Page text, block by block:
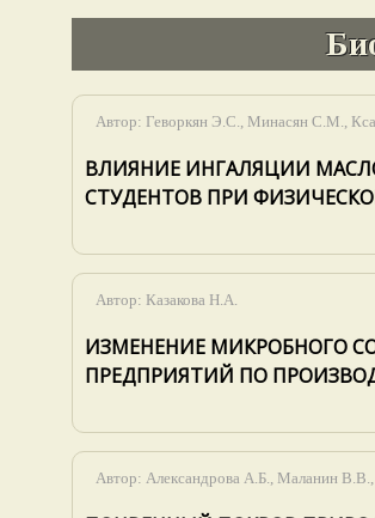
Автор: Геворкян Э.С., Минасян С.М.,
ВЛИЯНИЕ ИНГАЛЯЦИИ
СТУДЕНТОВ ПРИ
Автор: Казакова Н.А.
ИЗМЕНЕНИЕ МИКРОБНОГО
ПРЕДПРИЯТИЙ ПО
Автор: Александрова А.Б., Маланин